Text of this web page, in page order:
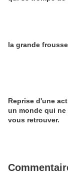
la grande
Reprise d'une
un monde qui
vous retrouver.